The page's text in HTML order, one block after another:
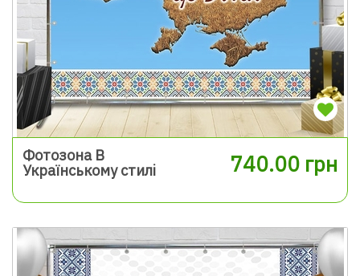
Фотозона В
Українському стилі
740.00 грн